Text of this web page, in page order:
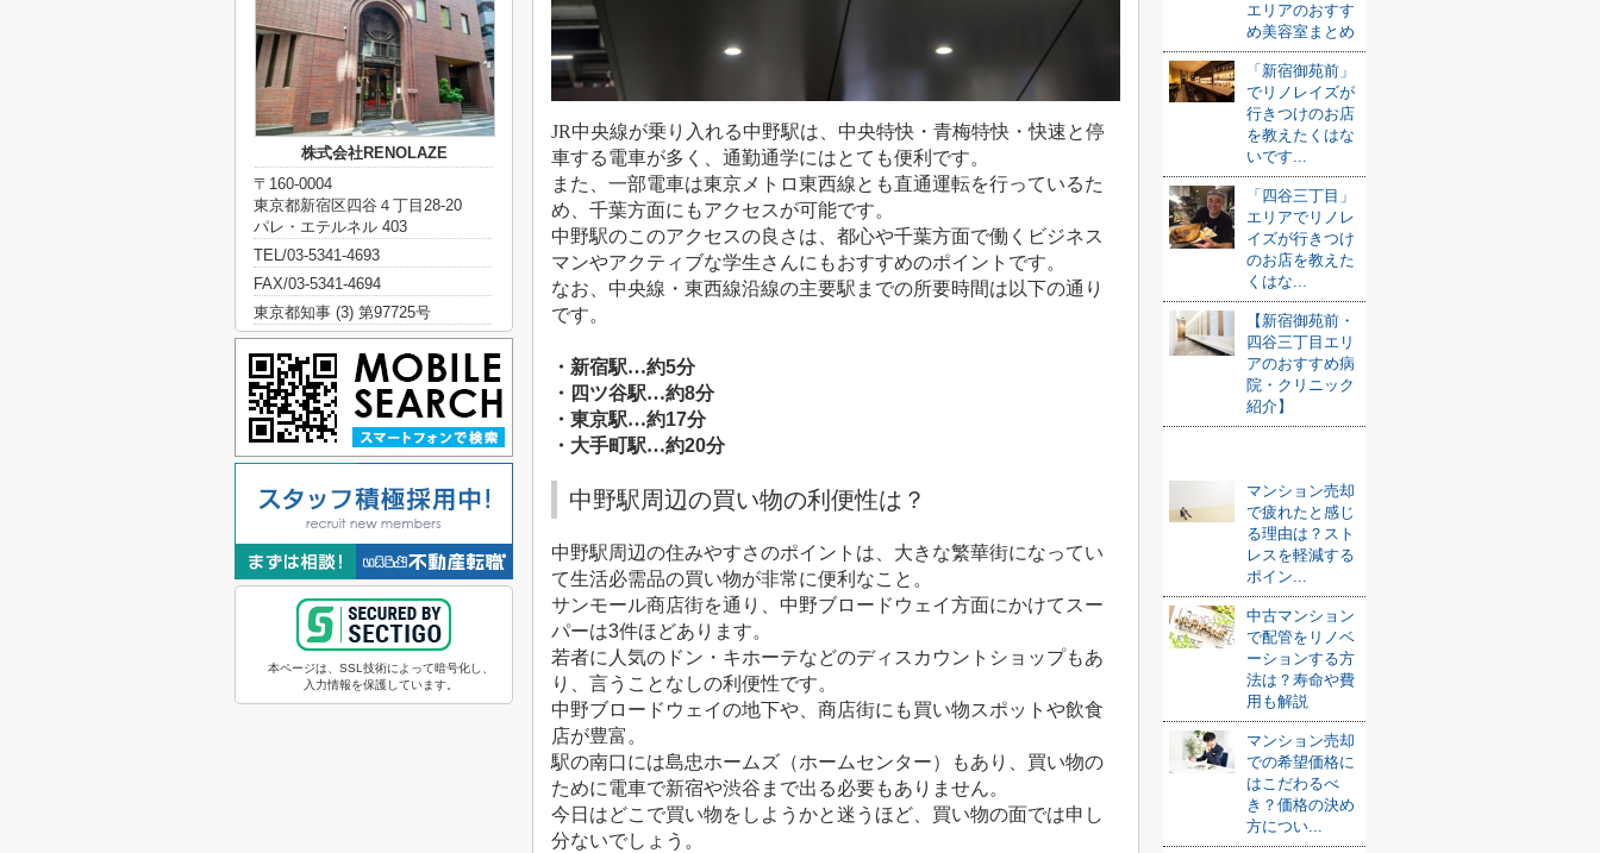
JR中央線が乗り入れる中野駅は、中央特快・青梅特快・快速と停
車する電車が多く、通勤通学にはとても便利です。
また、一部電車は東京メトロ東西線とも直通運転を行っているた
め、千葉方面にもアクセスが可能です。
中野駅のこのアクセスの良さは、都心や千葉方面で働くビジネス
マンやアクティブな学生さんにもおすすめのポイントです。
なお、中央線・東西線沿線の主要駅までの所要時間は以下の通り
です。
・新宿駅…約5分
・四ツ谷駅…約8分
・東京駅…約17分
・大手町駅…約20分
中野駅周辺の買い物の利便性は？
中野駅周辺の住みやすさのポイントは、大きな繁華街になってい
て生活必需品の買い物が非常に便利なこと。
サンモール商店街を通り、中野ブロードウェイ方面にかけてスー
パーは3件ほどあります。
若者に人気のドン・キホーテなどのディスカウントショップもあ
り、言うことなしの利便性です。
中野ブロードウェイの地下や、商店街にも買い物スポットや飲食
店が豊富。
駅の南口には島忠ホームズ（ホームセンター）もあり、買い物の
ために電車で新宿や渋谷まで出る必要もありません。
今日はどこで買い物をしようかと迷うほど、買い物の面では申し
分ないでしょう。
エリアのおすす
め美容室まとめ
「新宿御苑前」
でリノレイズが
行きつけのお店
を教えたくはな
いです...
「四谷三丁目」
エリアでリノレ
イズが行きつけ
のお店を教えた
くはな...
【新宿御苑前・
四谷三丁目エリ
アのおすすめ病
院・クリニック
紹介】
マンション売却
で疲れたと感じ
る理由は？スト
レスを軽減する
ポイン...
中古マンション
で配管をリノベ
ーションする方
法は？寿命や費
用も解説
マンション売却
での希望価格に
はこだわるべ
き？価格の決め
方につい...
株式会社RENOLAZE
〒160-0004
東京都新宿区四谷４丁目28-20
パレ・エテルネル 403
TEL/03-5341-4693
FAX/03-5341-4694
東京都知事 (3) 第97725号
本ページは、SSL技術によって暗号化し、
入力情報を保護しています。